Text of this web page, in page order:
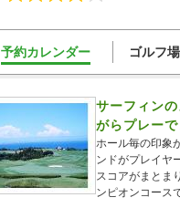
予約カレンダー ゴルフ
サーフィン
がらプレー
ホール毎の印象
ンドがプレイヤ
スコアがまとま
ンピオンコース